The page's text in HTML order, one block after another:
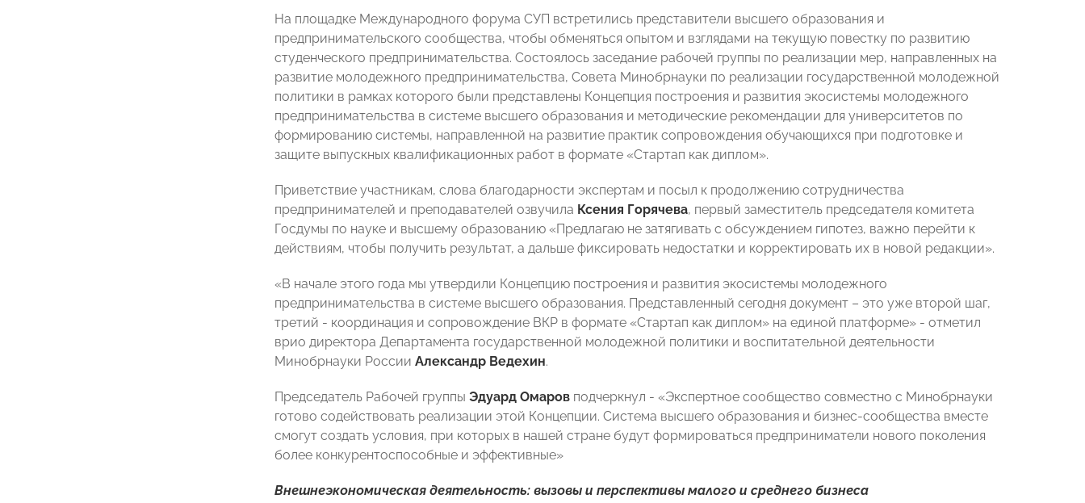
На площадке Международного форума СУП встретились представители высшего образования и
предпринимательского сообщества, чтобы обменяться опытом и взглядами на текущую повестку по развитию
студенческого предпринимательства. Состоялось заседание рабочей группы по реализации мер, направленных на
развитие молодежного предпринимательства, Совета Минобрнауки по реализации государственной молодежной
политики в рамках которого были представлены Концепция построения и развития экосистемы молодежного
предпринимательства в системе высшего образования и методические рекомендации для университетов по
формированию системы, направленной на развитие практик сопровождения обучающихся при подготовке и
защите выпускных квалификационных работ в формате «Стартап как диплом».
Приветствие участникам, слова благодарности экспертам и посыл к продолжению сотрудничества
предпринимателей и преподавателей озвучила Ксения Горячева, первый заместитель председателя комитета
Госдумы по науке и высшему образованию «Предлагаю не затягивать с обсуждением гипотез, важно перейти к
действиям, чтобы получить результат, а дальше фиксировать недостатки и корректировать их в новой редакции».
«В начале этого года мы утвердили Концепцию построения и развития экосистемы молодежного
предпринимательства в системе высшего образования. Представленный сегодня документ – это уже второй шаг,
третий - координация и сопровождение ВКР в формате «Стартап как диплом» на единой платформе» - отметил
врио директора Департамента государственной молодежной политики и воспитательной деятельности
Минобрнауки России Александр Ведехин.
Председатель Рабочей группы Эдуард Омаров подчеркнул - «Экспертное сообщество совместно с Минобрнауки
готово содействовать реализации этой Концепции. Система высшего образования и бизнес-сообщества вместе
смогут создать условия, при которых в нашей стране будут формироваться предприниматели нового поколения
более конкурентоспособные и эффективные»
Внешнеэкономическая деятельность: вызовы и перспективы малого и среднего бизнеса